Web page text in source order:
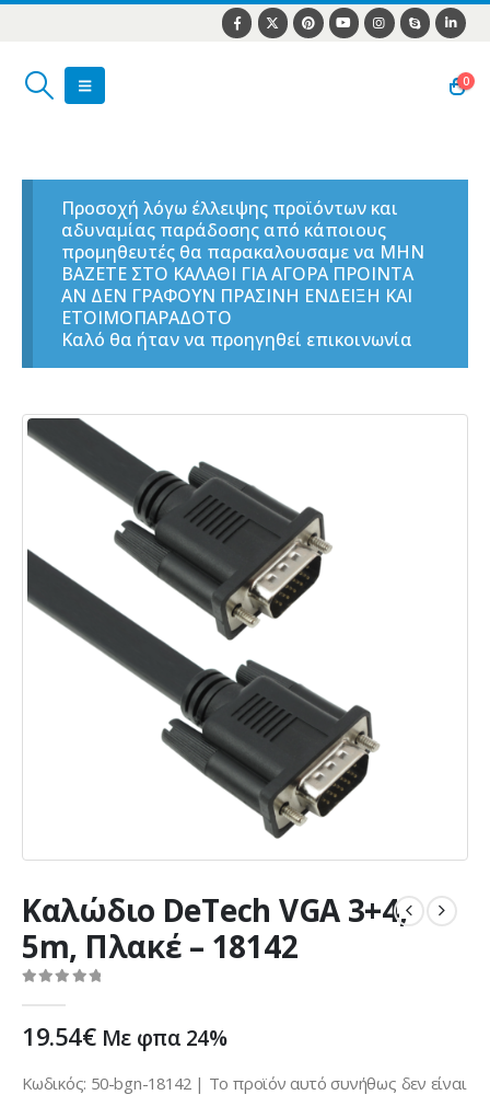
0
Προσοχή λόγω έλλειψης προϊόντων και
αδυναμίας παράδοσης από κάποιους
προμηθευτές θα παρακαλουσαμε να ΜΗΝ
ΒΑΖΕΤΕ ΣΤΟ ΚΑΛΑΘΙ ΓΙΑ ΑΓΟΡΑ ΠΡΟΙΝΤΑ
ΑΝ ΔΕΝ ΓΡΑΦΟΥΝ ΠΡΑΣΙΝΗ ΕΝΔΕΙΞΗ ΚΑΙ
ΕΤΟΙΜΟΠΑΡΑΔΟΤΟ
Καλό θα ήταν να προηγηθεί επικοινωνία
Καλώδιο DeTech VGA 3+4,
5m, Πλακέ – 18142
19.54€ Με φπα 24%
Κωδικός: 50-bgn-18142 | Το προϊόν αυτό συνήθως δεν είναι